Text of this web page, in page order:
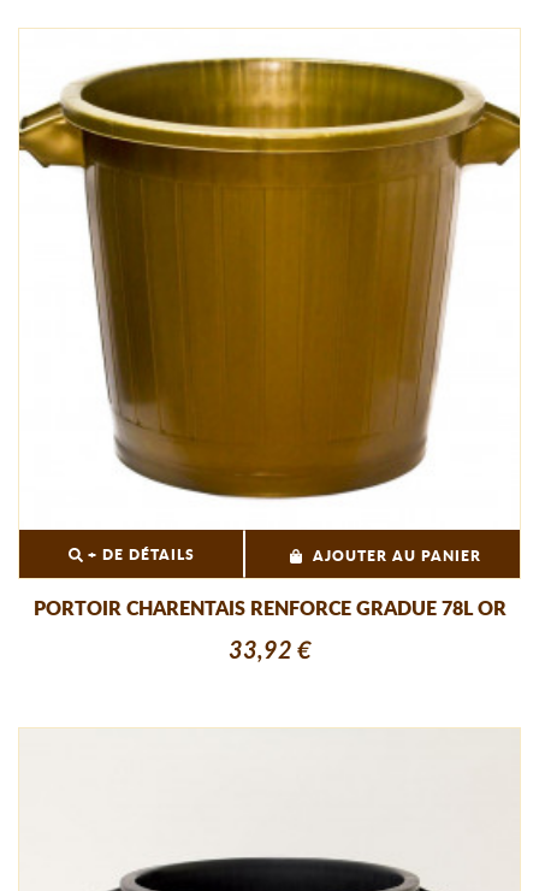
+ DE DÉTAILS AJOUTER AU PANIER
PORTOIR CHARENTAIS RENFORCE GRADUE 78L OR
33,92 €